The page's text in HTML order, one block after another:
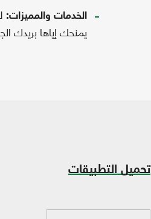
الخدمات والمميزات:
يمنحك إياها بريدك
تحميل التطبيقات